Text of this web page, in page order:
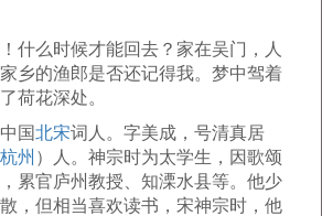
么时候才能回去？家在吴门，人
乡的渔郎是否还记得我。梦中驾着
荷花深处。
国北宋词人。字美成，号清真居
杭州 ）人。神宗时为太学生，因歌颂
累官庐州教授、知溧水县等。他少
，但相当喜欢读书，宋神宗时，他